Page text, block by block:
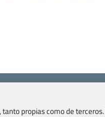
Drago, CC HLS, Local 13
propias como de